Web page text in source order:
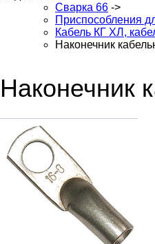
Сварка 66 ->
Приспособления
Кабель КГ ХЛ,
Наконечник
Наконечник